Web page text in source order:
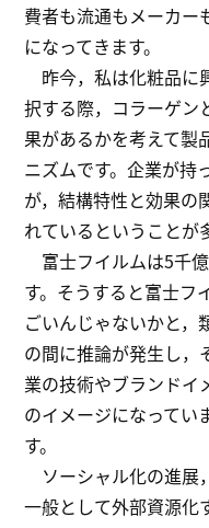
費者も流通もメーカー
になってきます。
昨今，私は化粧品に
択する際，コラーゲン
果があるかを考えて製
ニズムです。企業が持
が，結構特性と効果の
れているということが
富士フイルムは5千
す。そうすると富士フ
ごいんじゃないかと，
の間に推論が発生し，
業の技術やブランドイ
のイメージになってい
す。
ソーシャル化の進展
一般として外部資源化